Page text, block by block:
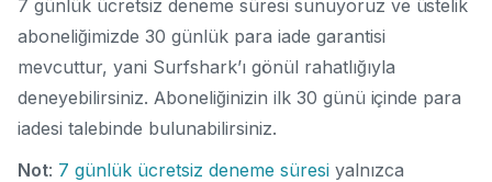
7 günlük ücretsiz deneme süresi sunuyoruz ve üstelik
aboneliğimizde 30 günlük para iade garantisi
mevcuttur, yani Surfshark’ı gönül rahatlığıyla
deneyebilirsiniz. Aboneliğinizin ilk 30 günü içinde para
iadesi talebinde bulunabilirsiniz.
Not: 7 günlük ücretsiz deneme süresi yalnızca